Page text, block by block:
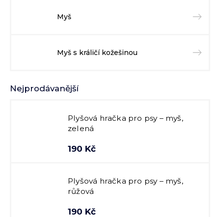
Myš
Myš s králičí kožešinou
Nejprodávanější
Plyšová hračka pro psy – myš,
zelená
190 Kč
Plyšová hračka pro psy – myš,
růžová
190 Kč